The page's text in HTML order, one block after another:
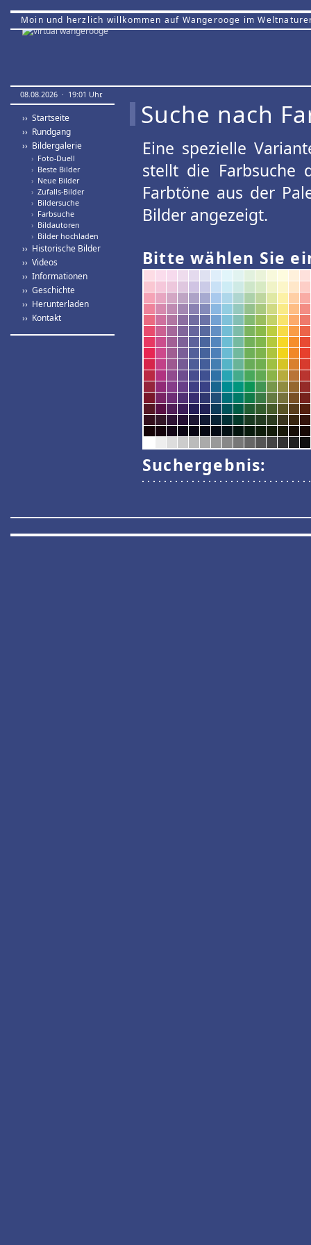
Moin und herzlich willkommen auf Wangerooge im
08.08.2026 · 19:01 Uhr.
›› Startseite
›› Rundgang
›› Bildergalerie
› Foto-Duell
› Beste Bilder
› Neue Bilder
› Zufalls-Bilder
› Bildersuche
› Farbsuche
› Bildautoren
› Bilder hochladen
›› Historische Bilder
›› Videos
›› Informationen
›› Geschichte
›› Herunterladen
›› Kontakt
Suche nach
Eine spezielle
stellt die Farbsuche
Farbtöne aus der
Bilder angezeigt.
Bitte wählen Sie
Suchergebnis: